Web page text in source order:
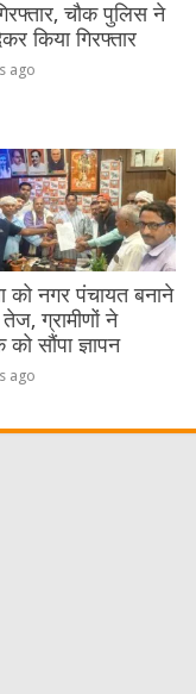
चौक पुलिस ने
किया गिरफ्तार
ago
को नगर पंचायत बनाने
ग्रामीणों ने
को सौंपा ज्ञापन
ago